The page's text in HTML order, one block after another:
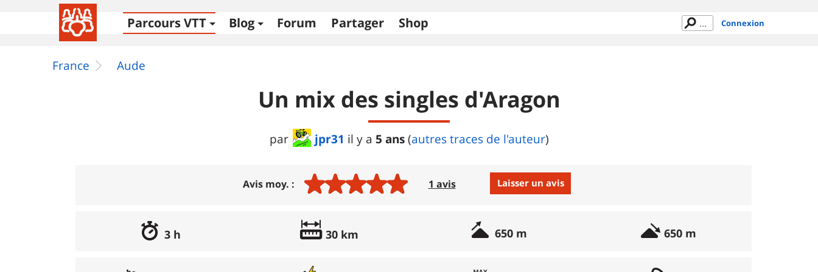
Parcours VTT Blog Forum Partager Shop Connexion
France Aude
Un mix des singles d'Aragon
par jpr31 il y a 5 ans (autres traces de l'auteur)
Avis moy. : 1 avis Laisser un avis
3 h 30 km 650 m 650 m